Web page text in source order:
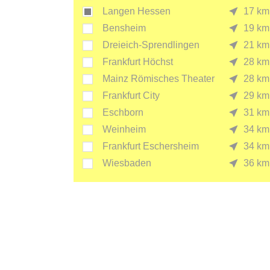
Langen Hessen
17 km
Bensheim
19 km
Dreieich-Sprendlingen
21 km
Frankfurt Höchst
28 km
Mainz Römisches Theater
28 km
Frankfurt City
29 km
Eschborn
31 km
Weinheim
34 km
Frankfurt Eschersheim
34 km
Wiesbaden
36 km